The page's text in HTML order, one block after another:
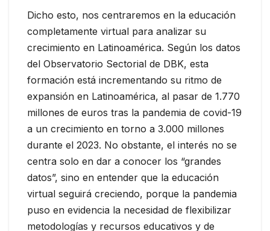
Dicho esto, nos centraremos en la educación
completamente virtual para analizar su
crecimiento en Latinoamérica. Según los datos
del Observatorio Sectorial de DBK, esta
formación está incrementando su ritmo de
expansión en Latinoamérica, al pasar de 1.770
millones de euros tras la pandemia de covid-19
a un crecimiento en torno a 3.000 millones
durante el 2023. No obstante, el interés no se
centra solo en dar a conocer los “grandes
datos”, sino en entender que la educación
virtual seguirá creciendo, porque la pandemia
puso en evidencia la necesidad de flexibilizar
metodologías y recursos educativos y de